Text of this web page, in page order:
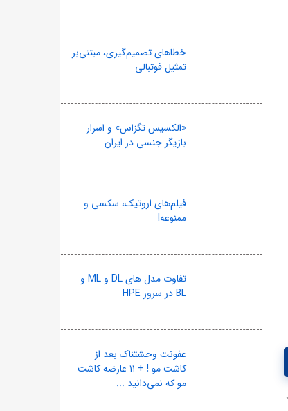
خطاهای تصمیم‌گیری، مبتنی‌بر
تمثیل فوتبالی
«الکسیس تگزاس» و اسرار
بازیگر جنسی در ایران
فیلم‌های اروتیک، سکسی و
ممنوعه!
تفاوت مدل های DL و ML و
BL در سرور HPE
عفونت وحشتناک بعد از
کاشت مو ! + ۱۱ عارضه کاشت
مو که نمی‌دانید ...